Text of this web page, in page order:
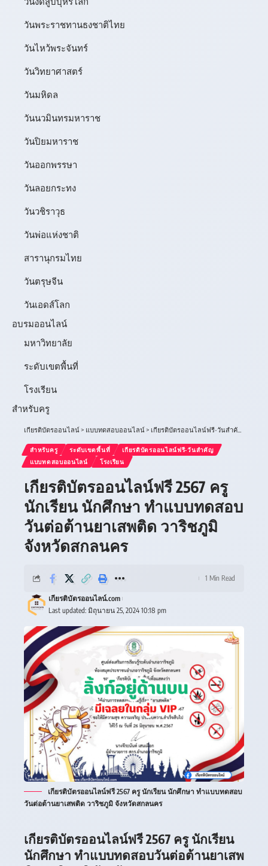
วันพระราชทานธงชาติไทย
วันไหว้พระจันทร์​
วันวิทยาศาสตร์
วันมหิดล
วันนวมินทรมหาราช
วันปิยมหาราช
วันออกพรรษา
วันลอยกระทง
วันวชิราวุธ
วันพ่อแห่งชาติ
สารานุกรมไทย
วันตรุษจีน
วันเอดส์โลก
อบรมออนไลน์
มหาวิทยาลัย
ระดับเขตพื้นที่
โรงเรียน
สำหรับครู
เกียรติบัตรออนไลน์> แบบทดสอบออนไลน์> เกียรติบัตรออนไลน์ฟรี-วันสำคัญ
สำหรับครู ระดับเขตพื้นที่
เกียรติบัตรออนไลน์ฟรี-วันสำคัญ
แบบทดสอบออนไลน์
โรงเรียน
เกียรติบัตรออนไลน์ฟรี 2567 ครู
นักเรียน นักศึกษา ทำแบบทดสอบ
วันต่อต้านยาเสพติด วาริชภูมิ
จังหวัดสกลนคร
Last updated: มิถุนายน 25, 2024 10:18 pm
เกียรติบัตรออนไลน์.com
1 Min Read
เกียรติบัตรออนไลน์ฟรี 2567 ครู นักเรียน นักศึกษา ทำแบบทดสอบ
วันต่อต้านยาเสพติด วาริชภูมิ จังหวัดสกลนคร
เกียรติบัตรออนไลน์ฟรี 2567 ครู นักเรียน
นักศึกษา ทำแบบทดสอบวันต่อต้านยาเสพ